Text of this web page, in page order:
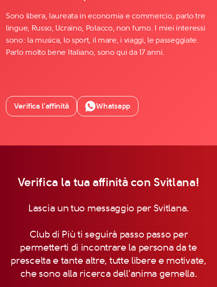
Sono libera, laureata in economia e commercio, parlo tre
lingue, Russo, Ucraino, Polacco, non fumo. I miei interessi
sono: la musica, lo sport, il mare, i viaggi, le passeggiate.
Parlo molto bene Italiano, sono qui da 17 anni.
Verifica l’affinità Whatsapp
Verifica la tua affinità con Svitlana!
Lascia un tuo messaggio per Svitlana.
Club di Più ti seguirà passo passo per
permetterti di incontrare la persona da te
prescelta e tante altre, tutte libere e motivate,
che sono alla ricerca dell'anima gemella.